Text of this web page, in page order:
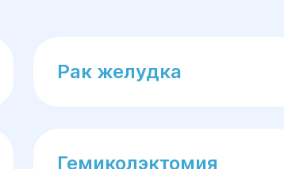
Рак желудка
Гемиколэктомия